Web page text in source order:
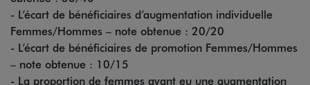
- L’écart de bénéficiaires d’augmentation individuelle
Femmes/Hommes – note obtenue : 20/20
- L’écart de bénéficiaires de promotion Femmes/Hommes
– note obtenue : 10/15
- La proportion de femmes ayant eu une augmentation